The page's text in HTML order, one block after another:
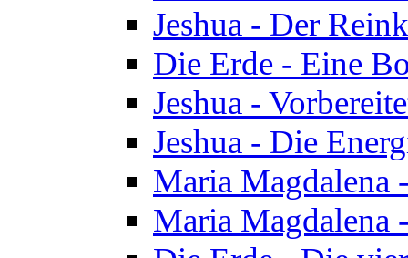
Jeshua - Der
Die Erde - Eine
Jeshua -
Jeshua - Die
Maria Magdalena
Maria Magdalena